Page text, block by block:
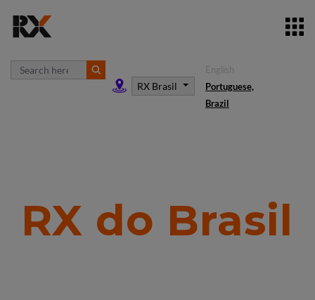
RX Brasil
English
Portuguese,
Brazil
RX do Brasil